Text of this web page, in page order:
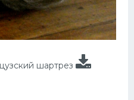
шартрез